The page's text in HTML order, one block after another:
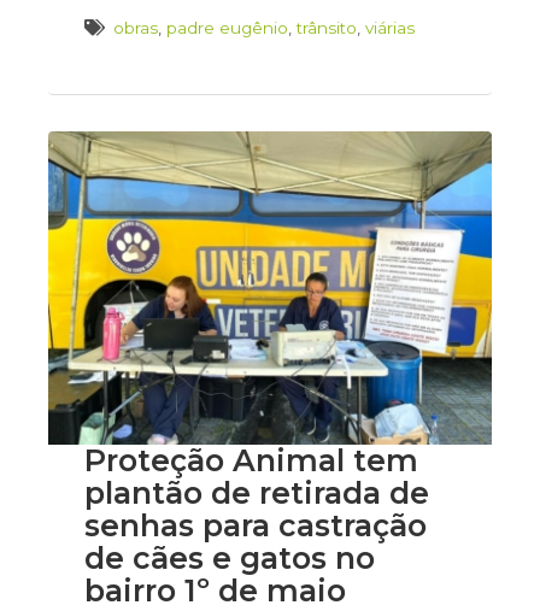
obras padre eugênio ,trânsito viárias
Proteção Animal tem
plantão de retirada de
senhas para castração
de cães e gatos no
bairro 1º de maio